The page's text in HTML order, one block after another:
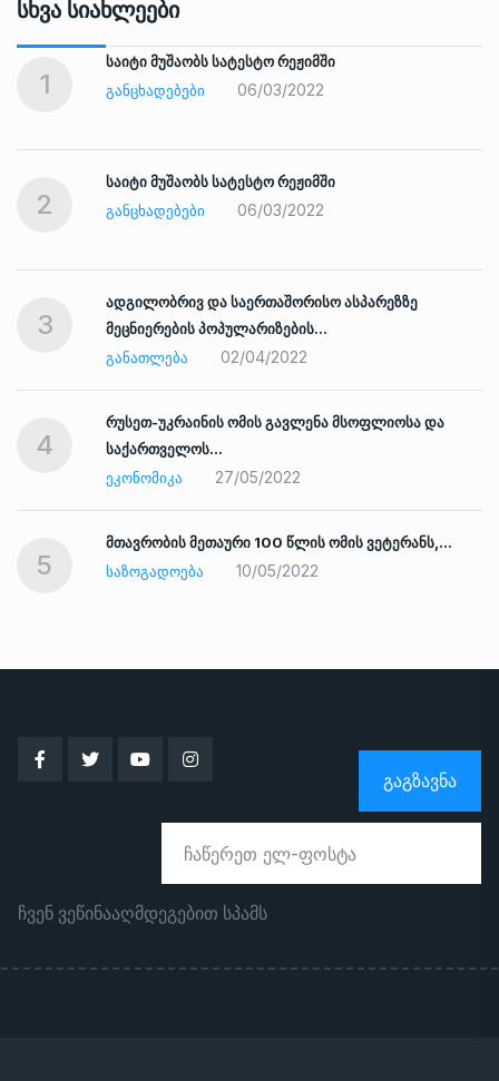
Სხვა Სიახლეები
1
საიტი მუშაობს სატესტო რეჟიმში
ᲒᲐᲜᲪᲮᲐᲓᲔᲑᲔᲑᲘ
06/03/2022
2
საიტი მუშაობს სატესტო რეჟიმში
ᲒᲐᲜᲪᲮᲐᲓᲔᲑᲔᲑᲘ
06/03/2022
3
ადგილობრივ და საერთაშორისო ასპარეზზე
მეცნიერების პოპულარიზების…
ᲒᲐᲜᲐᲗᲚᲔᲑᲐ
02/04/2022
4
რუსეთ-უკრაინის ომის გავლენა მსოფლიოსა და
საქართველოს…
ᲔᲙᲝᲜᲝᲛᲘᲙᲐ
27/05/2022
5
მთავრობის მეთაური 100 წლის ომის ვეტერანს,…
ᲡᲐᲖᲝᲒᲐᲓᲝᲔᲑᲐ
10/05/2022
ᲒᲐᲒᲖᲐᲕᲜᲐ
ჩვენ ვეწინააღმდეგებით სპამს